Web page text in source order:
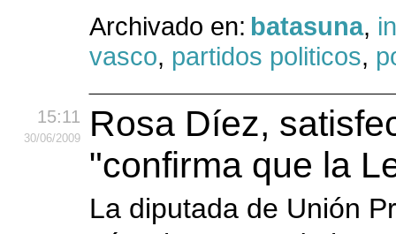
Archivado en: batasuna,
vasco, partidos politicos,
15:11
30/06/2009
Rosa Díez,
"confirma que la
La diputada de Unión